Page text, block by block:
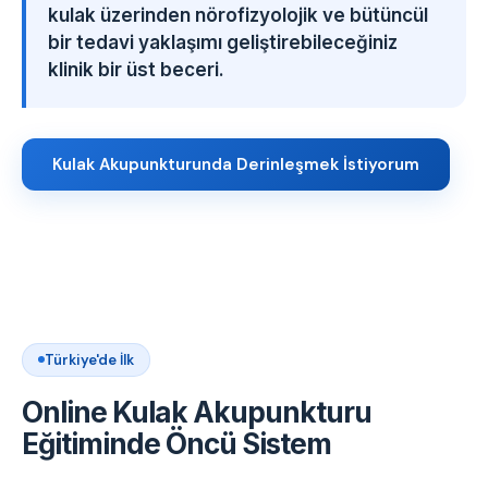
kulak üzerinden nörofizyolojik ve bütüncül
bir tedavi yaklaşımı geliştirebileceğiniz
klinik bir üst beceri.
Kulak Akupunkturunda Derinleşmek İstiyorum
Türkiye'de İlk
Online Kulak Akupunkturu
Eğitiminde Öncü Sistem